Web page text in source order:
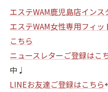
エステWAM鹿児島店インス
エステWAM女性専用フィ
こちら
ニュースレターご登録はこ
中♩
LINEお友達ご登録はこちら